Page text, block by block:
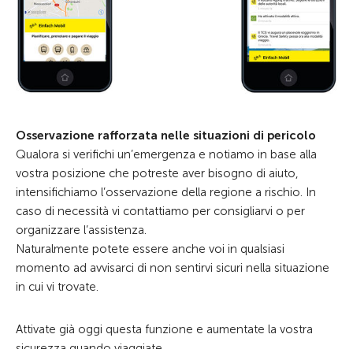
Osservazione rafforzata nelle situazioni di pericolo
Qualora si verifichi un’emergenza e notiamo in base alla
vostra posizione che potreste aver bisogno di aiuto,
intensifichiamo l’osservazione della regione a rischio. In
caso di necessità vi contattiamo per consigliarvi o per
organizzare l’assistenza.
Naturalmente potete essere anche voi in qualsiasi
momento ad avvisarci di non sentirvi sicuri nella situazione
in cui vi trovate.
Attivate già oggi questa funzione e aumentate la vostra